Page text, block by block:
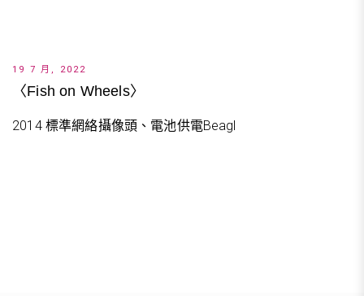
19 7 月, 2022
〈Fish on Wheels〉
2014 標準網絡攝像頭、電池供電Beagl